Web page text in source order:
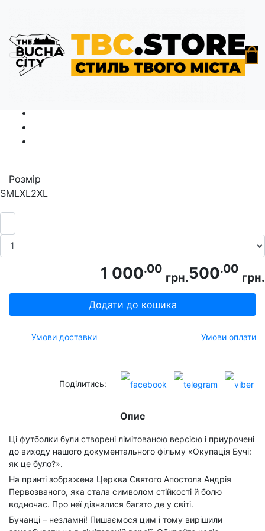
Футболка "Місто незламних", БІЛА
Розмір
SMLXL2XL
1 000.00
грн.500.00
грн.
Додати до кошика
Умови доставки Умови оплати
Поділитись:
Опис
Ці футболки були створені лімітованою версією і приурочені
до виходу нашого документального фільму «Окупація Бучі:
як це було?».
На принті зображена Церква Святого Апостола Андрія
Первозваного, яка стала символом стійкості й болю
водночас. Про неї дізналися багато де у світі.
Бучанці – незламні! Пишаємося цим і тому вирішили